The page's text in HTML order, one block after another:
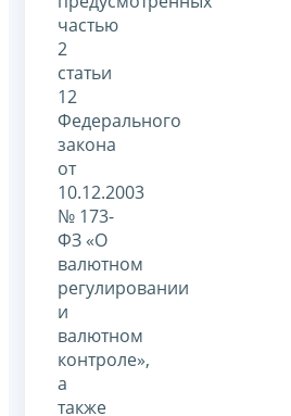
частью
2
статьи
12
Федерального
закона
от
10.12.2003
№ 173-
ФЗ «О
валютном
регулировании
и
валютном
контроле»,
а
также